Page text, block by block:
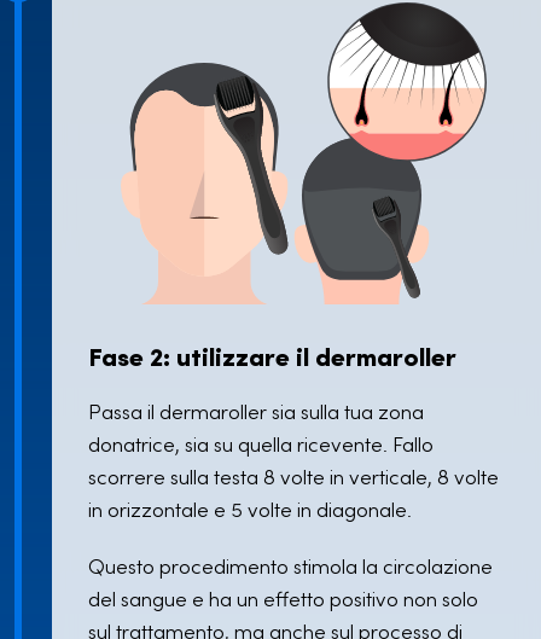
Fase 2: utilizzare il dermaroller
Passa il dermaroller sia sulla tua zona
donatrice, sia su quella ricevente. Fallo
scorrere sulla testa 8 volte in verticale, 8 volte
in orizzontale e 5 volte in diagonale.
Questo procedimento stimola la circolazione
del sangue e ha un effetto positivo non solo
sul trattamento, ma anche sul processo di